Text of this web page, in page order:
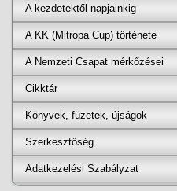
A kezdetektől napjainkig
A KK (Mitropa Cup) története
A Nemzeti Csapat mérkőzései
Cikktár
Könyvek, füzetek, újságok
Szerkesztőség
Adatkezelési Szabályzat